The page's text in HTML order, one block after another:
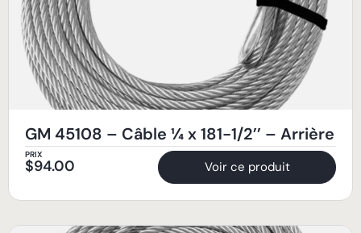
GM 45108 – Câble ¼ x 181-1/2’’ – Arrière
PRIX
$94.00 Voir ce produit